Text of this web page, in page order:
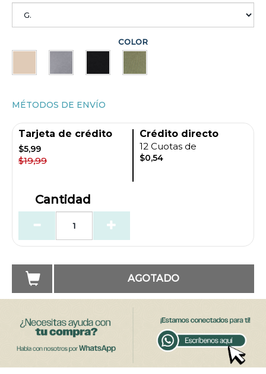
COLOR
MÉTODOS DE ENVÍO
Tarjeta de crédito
$5,99
$19,99
Crédito directo
12 Cuotas de
$0,54
Cantidad
AGOTADO